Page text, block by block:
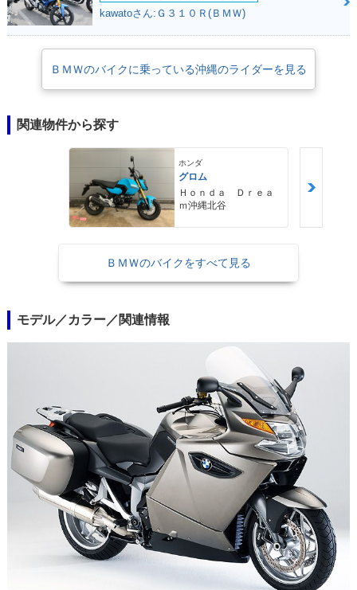
1600（6気筒）に移行。K1600・シリーズは、ツアラー路線のみとなった
が、K1600GT/GTLの「こしらえ」は、K1300GTというよりも、
kawatoさん:Ｇ３１０Ｒ(ＢＭＷ)
ＢＭＷのバイクに乗っている沖縄のライダーを見る
関連物件から探す
ホンダ
グロム
Ｈｏｎｄａ Ｄｒｅａ
ｍ沖縄北谷
ＢＭＷのバイクをすべて見る
モデル／カラー／関連情報